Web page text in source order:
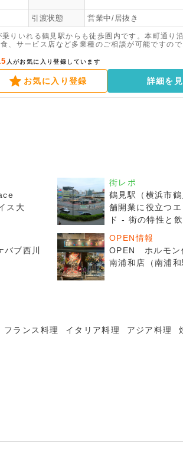
引渡状態 営業中/居抜き
りいれる鶴見駅からも徒歩圏内です。本町通り
、サービス店など多業種のご相談が可能ですの
人がお気に入り登録しています
お気に入り登録 詳細を
ス大
街レポ
鶴見駅（横浜市
舗開業に役立つエ
ド - 街の特性と
ブ西川
OPEN情報
OPEN ホルモン
南浦和店（南浦和
フランス料理 イタリア料理 アジア料理